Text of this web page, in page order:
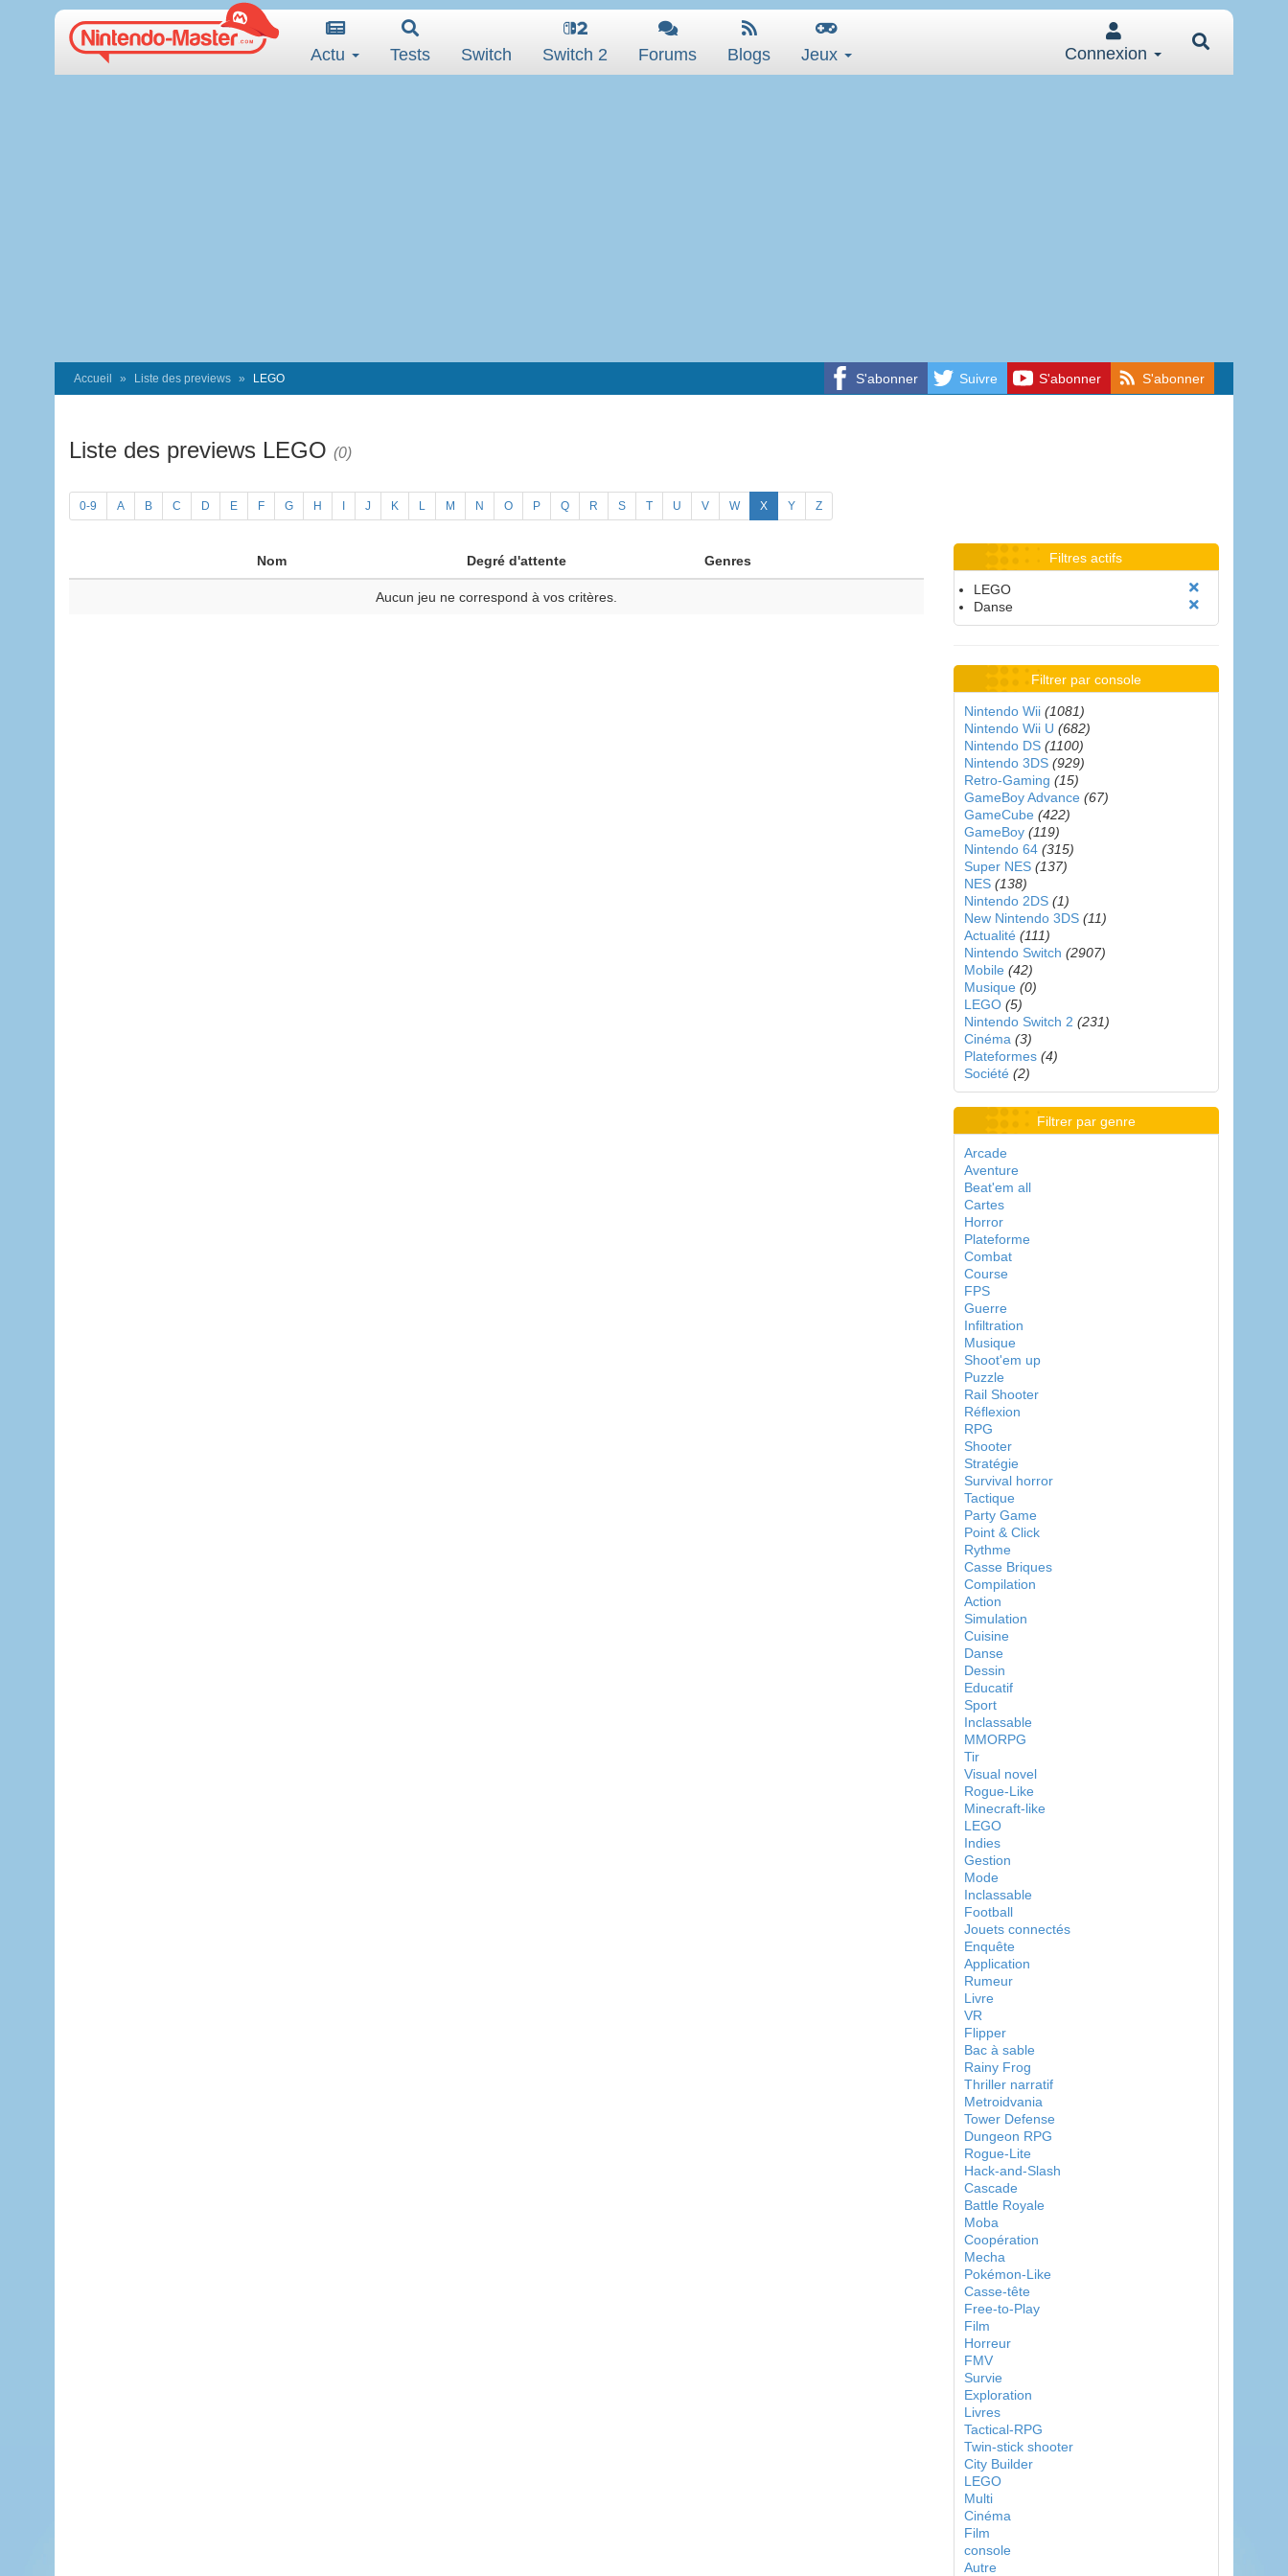
Actu Tests Switch Switch 2 Forums Blogs Jeux Connexion
S'abonner Suivre S'abonner S'abonner
Accueil Liste des previews LEGO
Liste des previews LEGO (0)
0-9 A B C D E F G H J K L M N O P Q R S T U V W X Y Z
Nom Degré d'attente Genres
Aucun jeu ne correspond à vos critères.
Filtres actifs
LEGO
Danse
Filtrer par console
Nintendo Wii (1081)
Nintendo Wii U (682)
Nintendo DS (1100)
Nintendo 3DS (929)
Retro-Gaming (15)
GameBoy Advance (67)
GameCube (422)
GameBoy (119)
Nintendo 64 (315)
Super NES (137)
NES (138)
Nintendo 2DS (1)
New Nintendo 3DS (11)
Actualité (111)
Nintendo Switch (2907)
Mobile (42)
Musique (0)
LEGO (5)
Nintendo Switch 2 (231)
Cinéma (3)
Plateformes (4)
Société (2)
Filtrer par genre
Arcade
Aventure
Beat'em all
Cartes
Horror
Plateforme
Combat
Course
FPS
Guerre
Infiltration
Musique
Shoot'em up
Puzzle
Rail Shooter
Réflexion
RPG
Shooter
Stratégie
Survival horror
Tactique
Party Game
Point & Click
Rythme
Casse Briques
Compilation
Action
Simulation
Cuisine
Danse
Dessin
Educatif
Sport
Inclassable
MMORPG
Tir
Visual novel
Rogue-Like
Minecraft-like
LEGO
Indies
Gestion
Mode
Inclassable
Football
Jouets connectés
Enquête
Application
Rumeur
Livre
VR
Flipper
Bac à sable
Rainy Frog
Thriller narratif
Metroidvania
Tower Defense
Dungeon RPG
Rogue-Lite
Hack-and-Slash
Cascade
Battle Royale
Moba
Coopération
Mecha
Pokémon-Like
Casse-tête
Free-to-Play
Film
Horreur
FMV
Survie
Exploration
Livres
Tactical-RPG
Twin-stick shooter
City Builder
LEGO
Multi
Cinéma
Film
console
Autre